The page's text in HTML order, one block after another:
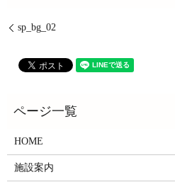
sp_bg_02
HOME
施設案内